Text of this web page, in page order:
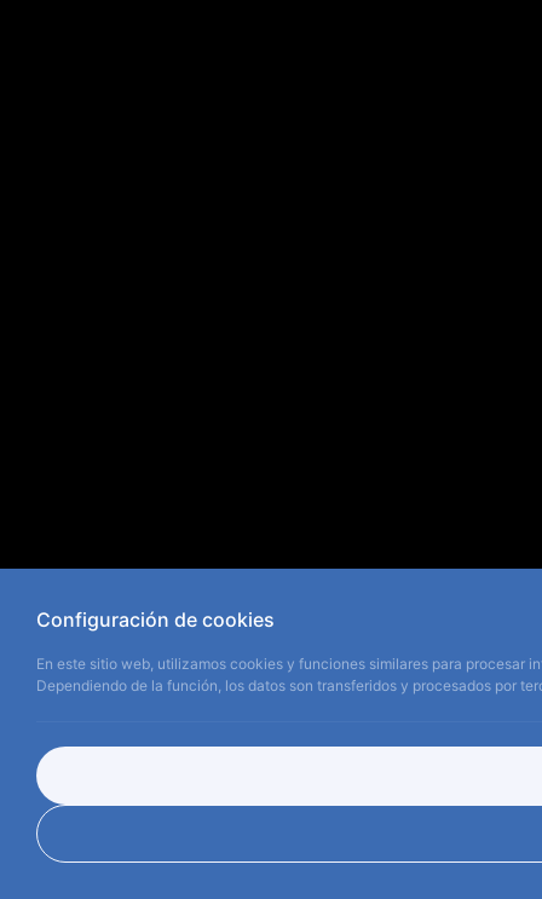
Configuración de cookies
En este sitio web, utilizamos cookies y funciones similares para procesar
Dependiendo de la función, los datos son transferidos y procesados por